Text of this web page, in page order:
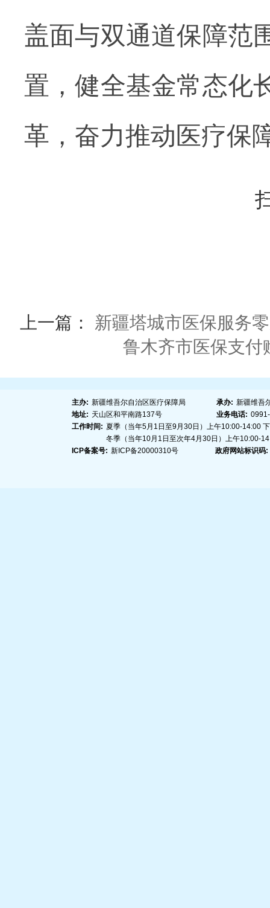
盖面与双通道保障范
置，健全基金常态化
革，奋力推动医疗保
上一篇： 新疆塔城市医保服务
鲁木齐市医保支付
主办: 新疆维吾尔自治区医疗保障局 承办: 新疆维吾
地址: 天山区和平南路137号 业务电话:
工作时间: 夏季（当年5月1日至9月30日）上午10:00-14:00
冬季（当年10月1日至次年4月30日）上午10:00-
ICP备案号: 新ICP备20000310号 政府网站标识码: